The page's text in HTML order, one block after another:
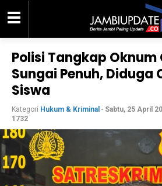
Polisi Tangkap Oknum
Sungai Penuh, Diduga
Siswa
Kategori Hukum & Kriminal - Sabtu, 25 April
1732